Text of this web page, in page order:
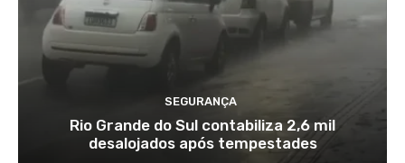
SEGURANÇA
Rio Grande do Sul contabiliza 2,6 mil
desalojados após tempestades